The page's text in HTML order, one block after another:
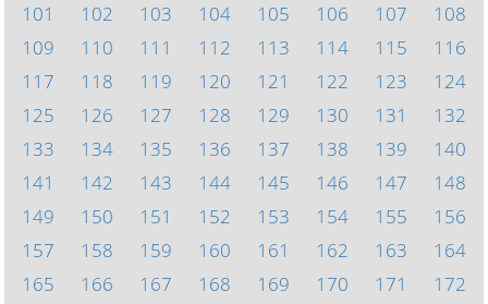
101
102 103 104 105 106 107
108
109
110 111 112 113 114 115
116
117
118 119 120 121 122 123
124
125
126 127 128 129 130 131
132
133
134 135 136 137 138 139
140
141
142 143 144 145 146 147
148
149
150 151 152 153 154 155
156
157
158 159 160 161 162 163
164
165
166 167 168 169 170 171
172